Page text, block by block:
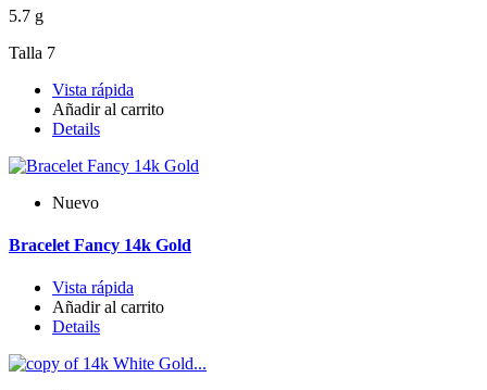
5.7 g
Talla 7
Vista rápida
Añadir al carrito
Details
Nuevo
Bracelet Fancy 14k Gold
Vista rápida
Añadir al carrito
Details